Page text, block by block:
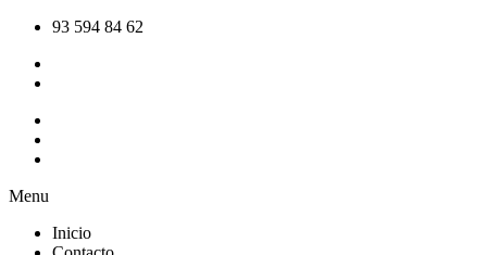
contenido
93 594 84 62
Menu
Inicio